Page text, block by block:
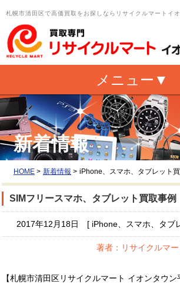
札幌市清田区で高価買取をお探しならリサイクルマートイ
新着情報
HOME > 新着情報 > iPhone、スマホ、タブレット
SIMフリースマホ、タブレット買取事例
2017年12月18日 [ iPhone、スマホ、タブ
著者：リサイクルマ
【札幌市清田区リサイクルマート イオンタウン